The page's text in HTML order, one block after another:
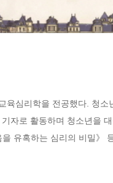
육심리학을 전공했다. 청
자로 활동하며 청소년을
유혹하는 심리의 비밀》